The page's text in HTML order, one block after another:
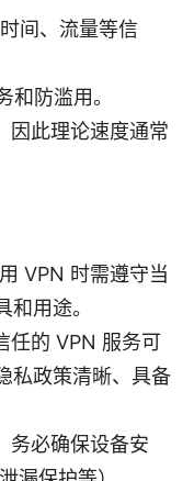
间、流量等信
防滥用。
因此理论速度通常
VPN 时需遵守当
用途。
任的 VPN 服务可
私政策清晰、具备
务必确保设备安